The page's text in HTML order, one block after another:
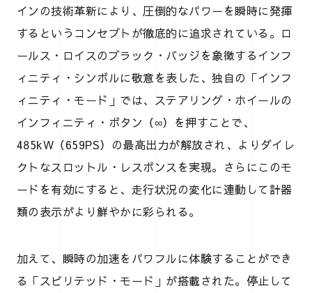
インの技術革新により、圧倒的なパワーを瞬時に発揮
するというコンセプトが徹底的に追求されている。ロ
ールス・ロイスのブラック・バッジを象徴するインフ
ィニティ・シンボルに敬意を表した、独自の「インフ
ィニティ・モード」では、ステアリング・ホイールの
インフィニティ・ボタン（∞）を押すことで、
485kW（659PS）の最高出力が解放され、よりダイレ
クトなスロットル・レスポンスを実現。さらにこのモ
ードを有効にすると、走行状況の変化に連動して計器
類の表示がより鮮やかに彩られる。
加えて、瞬時の加速をパワフルに体験することができ
る「スピリテッド・モード」が搭載された。停止して